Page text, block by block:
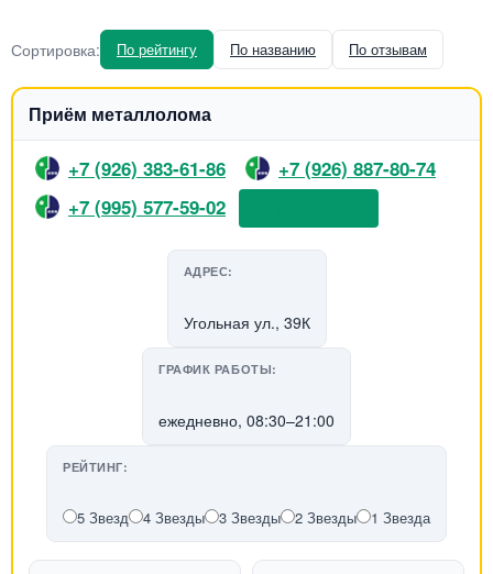
Сортировка: По рейтингу По названию По отзывам
Приём металлолома
+7 (926) 383-61-86
+7 (926) 887-80-74
+7 (995) 577-59-02
АДРЕС:
Угольная ул., 39К
ГРАФИК РАБОТЫ:
ежедневно, 08:30–21:00
РЕЙТИНГ:
5 Звезд 4 Звезды 3 Звезды 2 Звезды 1 Звезда